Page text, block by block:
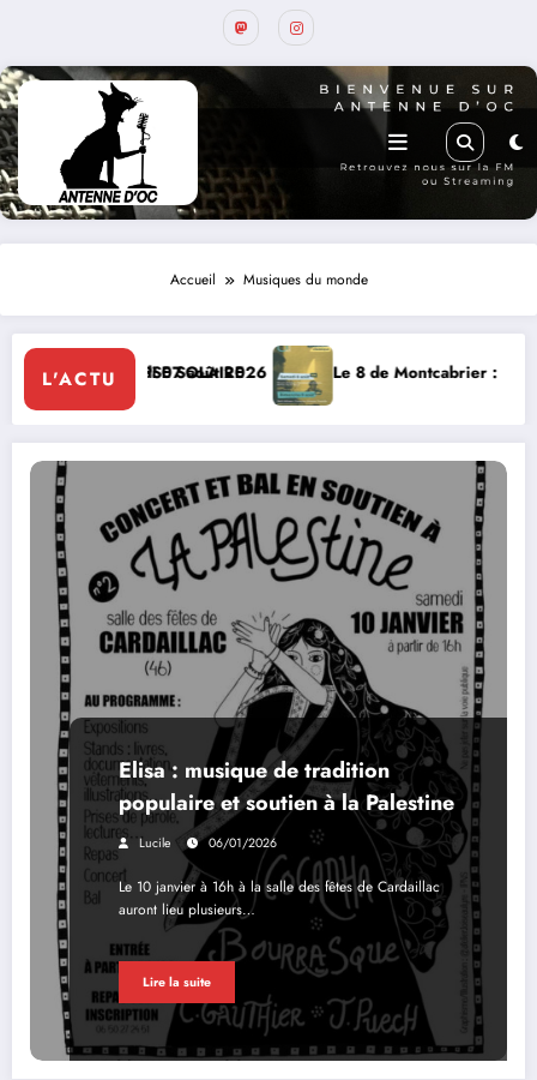
Accueil Musiques du monde
L'ACTU
le vendredi 07 août 2026
ECLIPSE SOLAIRE Le 8 de Montcabrier : Festival
Elisa : musique de tradition
populaire et soutien à la Palestine
Lucile 06/01/2026
Le 10 janvier à 16h à la salle des fêtes de Cardaillac
auront lieu plusieurs…
Lire la suite